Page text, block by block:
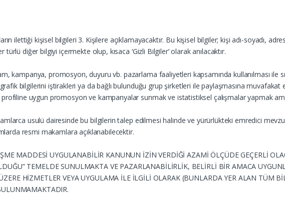
ilettiği kişisel bilgileri 3. Kişilere açıklamayacaktır. Bu kişisel bilgiler; kişi adı-soyadı,
türlü diğer bilgiyi içermekte olup, kısaca ‘Gizli Bilgiler’ olarak anılacaktır.
kampanya, promosyon, duyuru vb. pazarlama faaliyetleri kapsamında kullanılması ile
bilgilerini iştirakleri ya da bağlı bulunduğu grup şirketleri ile paylaşmasına
uygun promosyon ve kampanyalar sunmak ve istatistiksel çalışmalar yapmak
usulü dairesinde bu bilgilerin talep edilmesi halinde ve yürürlükteki emredici
resmi makamlara açıklanabilecektir.
MADDESİ UYGULANABİLİR KANUNUN İZİN VERDİĞİ AZAMİ ÖLÇÜDE GEÇERLİ
TEMELDE SUNULMAKTA VE PAZARLANABİLİRLİK, BELİRLİ BİR AMACA
HİZMETLER VEYA UYGULAMA İLE İLGİLİ OLARAK (BUNLARDA YER ALAN TÜM